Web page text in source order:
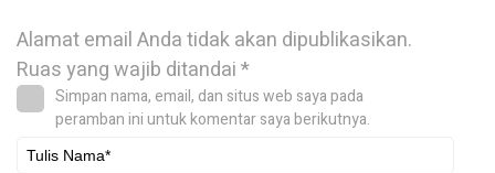
Alamat email Anda tidak akan dipublikasikan.
Ruas yang wajib ditandai*
Simpan nama, email, dan situs web saya pada
peramban ini untuk komentar saya berikutnya.